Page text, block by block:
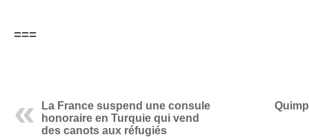
===
La France suspend une consule
honoraire en Turquie qui vend
des canots aux réfugiés